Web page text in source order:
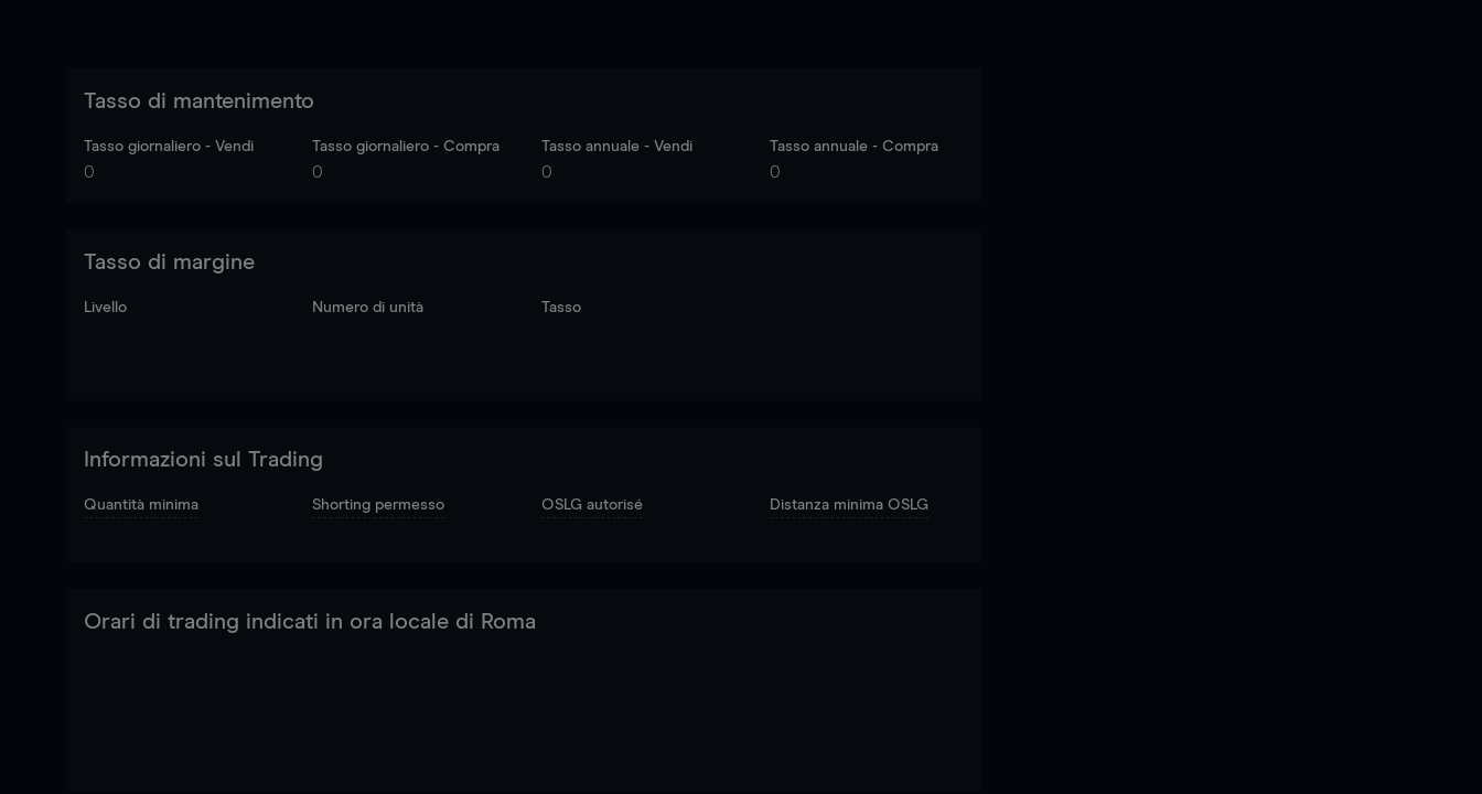
Tasso di mantenimento
Tasso giornaliero - Vendi
0
Tasso giornaliero - Compra
0
Tasso annuale - Vendi
0
Tasso annuale - Compra
0
Tasso di margine
Livello Numero di unità Tasso
Informazioni sul Trading
Quantità minima Shorting permesso OSLG autorisé Distanza minima OSLG
Orari di trading indicati in ora locale di Roma